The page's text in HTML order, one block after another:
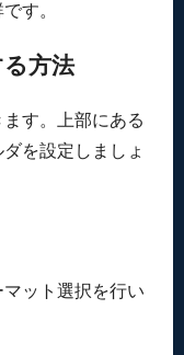
す。
方法
す。上部にある
を設定しましょ
ット選択を行い